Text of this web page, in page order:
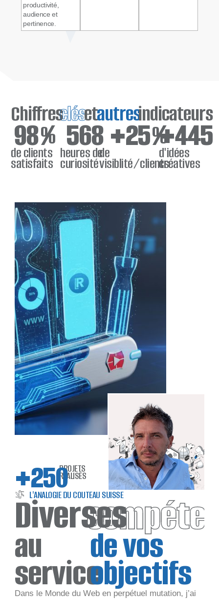
productivité,
audience et
pertinence.
Chiffresclésetautresindicateurs
de clients
satisfaits
98% heures de
curiosité
568de
visiblité/clients
+25%
d'idées
créatives
+445
PROJETS
RÉALISÉS
+250
L'ANALOGIE DU COUTEAU SUISSE
Diverses
au
service
de vos
objectifs
Dans le Monde du Web en perpétuel mutation, j’ai